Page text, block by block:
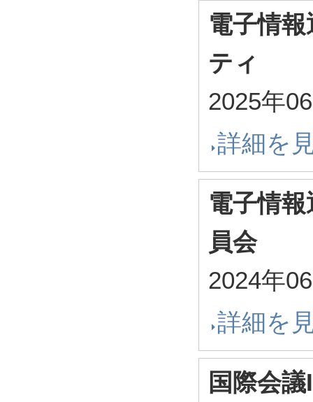
電子情
ティ
2025年
詳細を
電子情
員会
2024年
詳細を
国際会